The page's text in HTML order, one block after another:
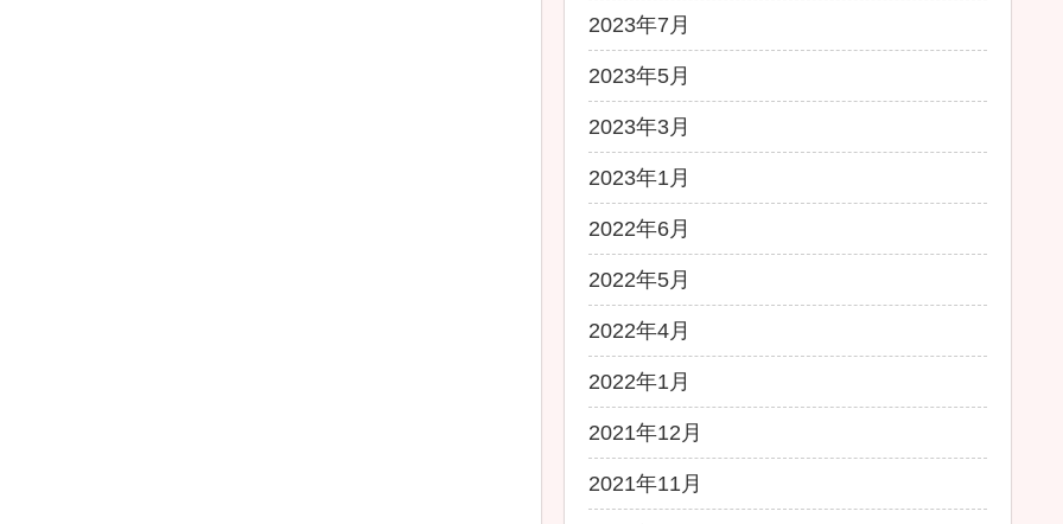
2023年7月
2023年5月
2023年3月
2023年1月
2022年6月
2022年5月
2022年4月
2022年1月
2021年12月
2021年11月